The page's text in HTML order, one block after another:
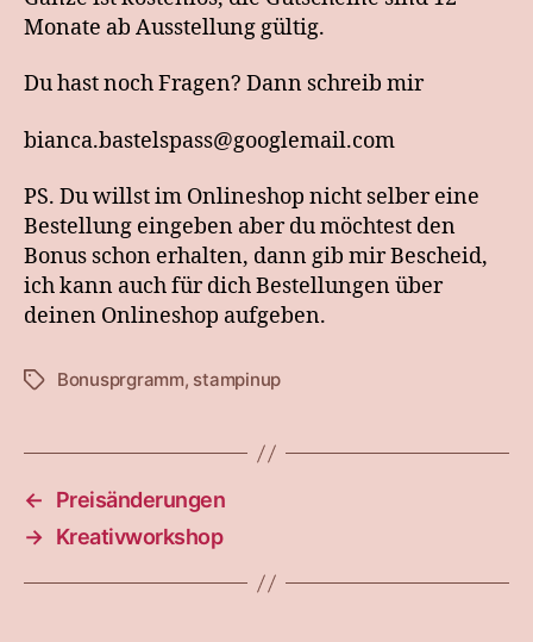
Monate ab Ausstellung gültig.
Du hast noch Fragen? Dann schreib mir
bianca.bastelspass@googlemail.com
PS. Du willst im Onlineshop nicht selber eine
Bestellung eingeben aber du möchtest den
Bonus schon erhalten, dann gib mir Bescheid,
ich kann auch für dich Bestellungen über
deinen Onlineshop aufgeben.
Schlagwörter
Bonusprgramm, stampinup
←
Preisänderungen
→ Kreativworkshop